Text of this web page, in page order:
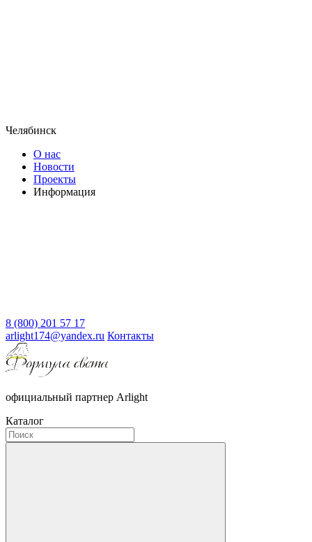
Челябинск
О нас
Новости
Проекты
Информация
8 (800) 201 57 17
arlight174@yandex.ru Контакты
официальный партнер Arlight
Каталог